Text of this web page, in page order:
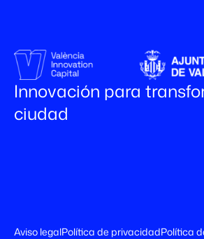
Innovación para
ciudad
Aviso legalPolítica de privacidadPolítica